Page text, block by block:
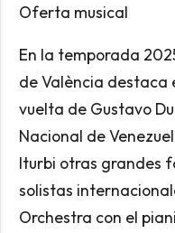
Oferta musical
En la temporada
de València
vuelta de Gustavo
Nacional de
Iturbi otras grandes
solistas
Orchestra con el